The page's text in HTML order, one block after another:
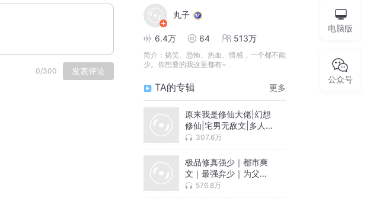
0/300 发表评论
丸子
6.4万 64 513万
简介： 搞笑、恐怖、热血、情感，一个都不能
少。你想要的我这里都有~
TA的专辑 更多
原来我是修仙大佬|幻想
修仙|宅男无敌文|多人有
声剧307.6万
极品修真强少｜都市爽
文｜最强弃少｜为父正
名，守护女神｜校花联
576.8万
电脑版
公众号